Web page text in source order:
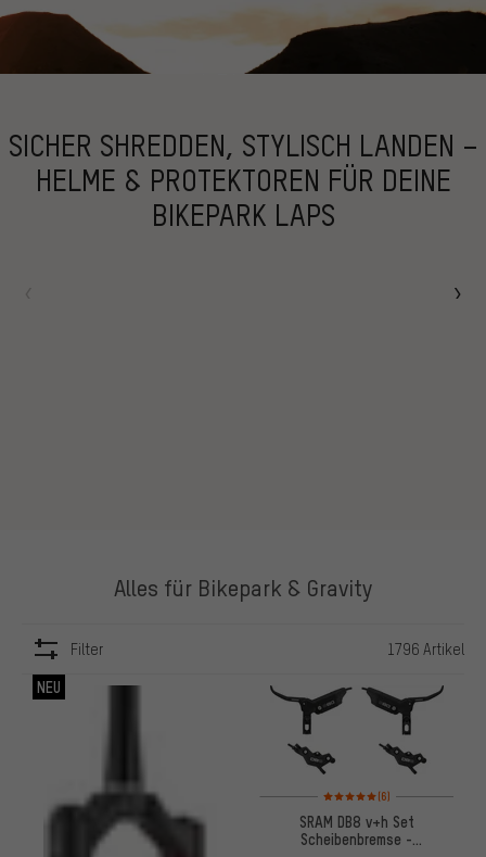
FEFBF8
SICHER SHREDDEN, STYLISCH LANDEN –
HELME & PROTEKTOREN FÜR DEINE
BIKEPARK LAPS
Alles für Bikepark & Gravity
Filter 1796 Artikel
ARTIKEL
NEU
Bewertungen: 5 von 5
(6)
SRAM DB8 v+h Set
Scheibenbremse -